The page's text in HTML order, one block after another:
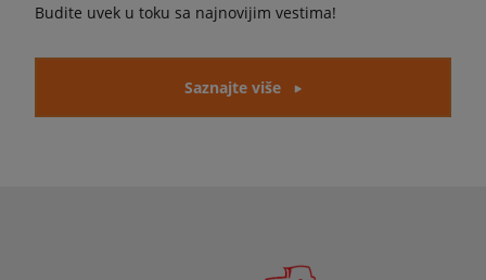
Budite uvek u toku sa najnovijim vestima!
Saznajte više